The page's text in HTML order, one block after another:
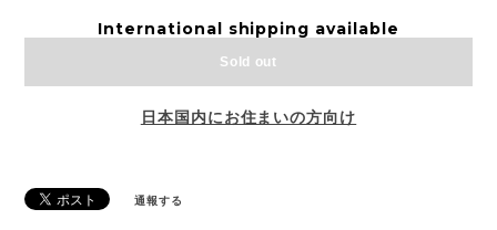
International shipping available
Sold out
日本国内にお住まいの方向け
通報する